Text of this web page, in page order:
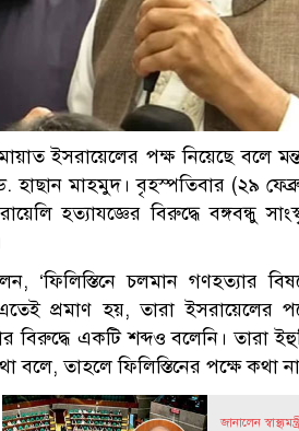
ইসরায়েলের পক্ষ নিয়েছে বলে
হাছান মাহমুদ। বৃহস্পতিবার (২৯
হত্যাযজ্ঞের বিরুদ্ধে বঙ্গবন্ধু
‘ফিলিস্তিনে চলমান গণহত্যার
প্রমাণ হয়, তারা ইসরায়েলের
একটি শব্দও বলেনি। তারা
বলে, তাহলে ফিলিস্তিনের পক্ষে কথা
জানালেন